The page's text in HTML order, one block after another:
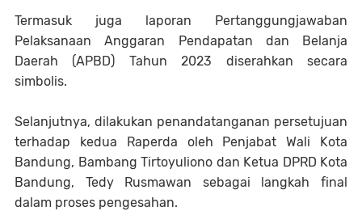
Termasuk juga laporan Pertanggungjawaban
Pelaksanaan Anggaran Pendapatan dan Belanja
Daerah (APBD) Tahun 2023 diserahkan secara
simbolis.
Selanjutnya, dilakukan penandatanganan persetujuan
terhadap kedua Raperda oleh Penjabat Wali Kota
Bandung, Bambang Tirtoyuliono dan Ketua DPRD Kota
Bandung, Tedy Rusmawan sebagai langkah final
dalam proses pengesahan.